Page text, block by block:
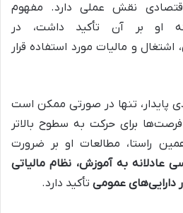
نقش عملی دارد. مفهوم
او بر آن تأکید داشت، در
و مالیات مورد استفاده قرار
پایدار، تنها در صورتی ممکن است
برای حرکت به سطوح بالاتر
راستا، مطالعات او بر ضرورت
عادلانه به آموزش، نظام مالیاتی
دارایی‌های عمومی تأکید دارد.